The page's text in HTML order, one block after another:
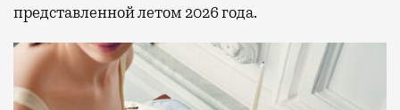
представленной летом 2026 года.